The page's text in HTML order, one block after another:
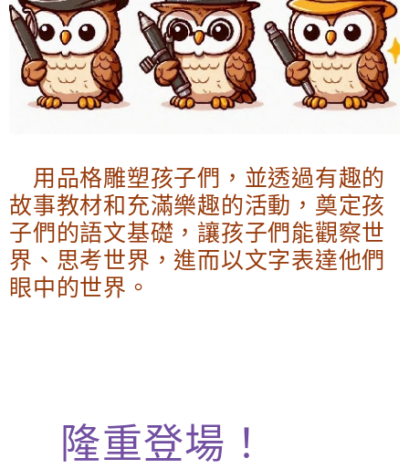
用品格雕塑孩子們，並 透過有趣的
故事教材和充滿樂趣的活動，奠定孩
子們的語文基礎，讓孩子們能觀察世
界、思考世界，進而以文字表達他們
眼中的世界。
隆重登場！